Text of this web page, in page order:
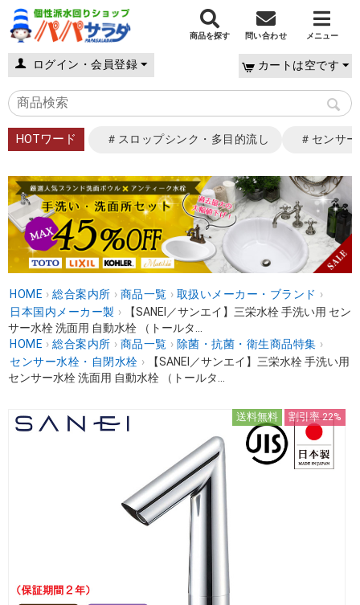
商品を探す 問い合わせ メニュー
ログイン・会員登録 カートは空です
HOTワード ＃スロップシンク・多目的流し ＃センサ
HOME › 総合案内所 › 商品一覧 › 取扱いメーカー・ブランド ›
日本国内メーカー製 ›
【SANEI／サンエイ】三栄水栓 手洗い用 セン
サー水栓 洗面用 自動水栓 （トールタ...
HOME › 総合案内所 › 商品一覧 › 除菌・抗菌・衛生商品特集 ›
センサー水栓・自閉水栓 ›
【SANEI／サンエイ】三栄水栓 手洗い用
センサー水栓 洗面用 自動水栓 （トールタ...
送料無料 割引率 22%